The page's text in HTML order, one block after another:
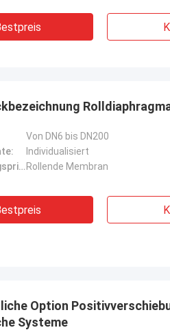
Von DN6 bis DN200
Individualisiert
Versiegelungsprinzip: Rollende Membran
Option
Systeme